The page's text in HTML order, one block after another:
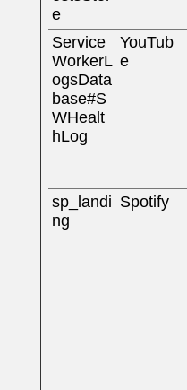
e
Service
WorkerL
ogsData
base#S
WHealt
hLog
YouTub
e
sp_landi
ng
Spotify